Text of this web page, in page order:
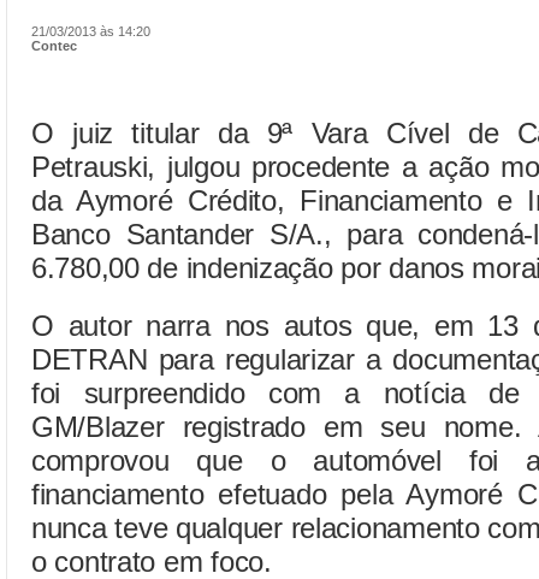
21/03/2013 às 14:20
Contec
O juiz titular da 9ª Vara Cível de
Petrauski, julgou procedente a ação
da Aymoré Crédito, Financiamento e
Banco Santander S/A., para
6.780,00 de indenização por danos
O autor narra nos autos que, em 13
DETRAN para regularizar a
foi surpreendido com a notícia
GM/Blazer registrado em seu nome.
comprovou que o automóvel foi
financiamento efetuado pela Aymoré
nunca teve qualquer relacionamento
o contrato em foco.